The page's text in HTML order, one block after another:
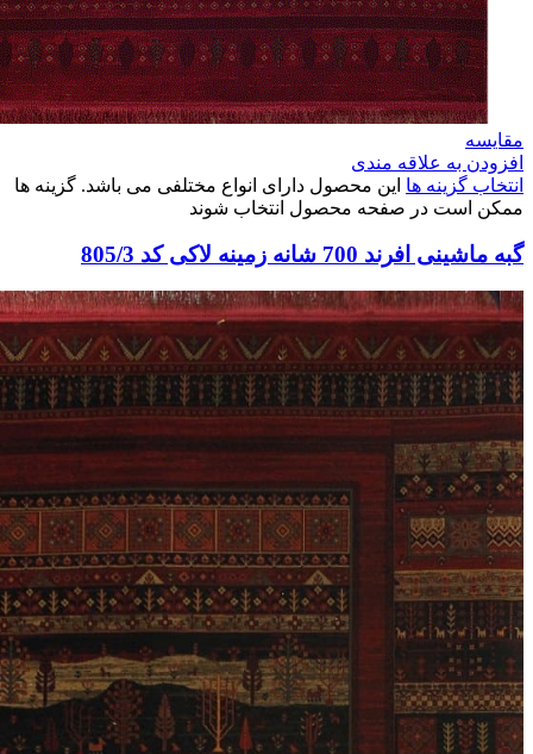
مقایسه
افزودن به علاقه مندی
انتخاب گزینه ها این محصول دارای انواع مختلفی می باشد. گزینه ها
ممکن است در صفحه محصول انتخاب شوند
گبه ماشینی افرند 700 شانه زمینه لاکی کد 805/3